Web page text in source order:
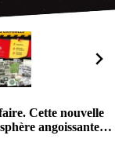
Cette nouvelle
angoissante…